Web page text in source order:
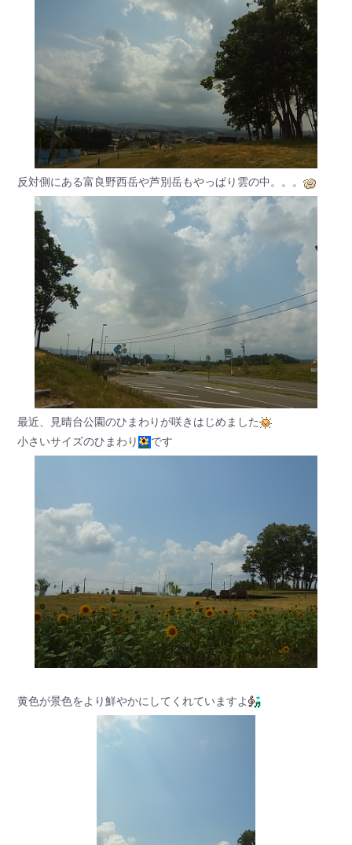
反対側にある富良野西岳や芦別岳もやっぱり雲の中。。。
最近、見晴台公園のひまわりが咲きはじめました
小さいサイズのひまわり
です
黄色が景色をより鮮やかにしてくれていますよ